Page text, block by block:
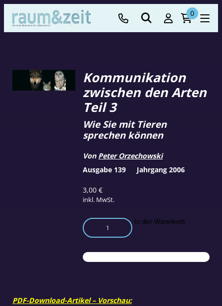
0
Kommunikation
zwischen den Arten
Teil 3
3,00€
inkl. MwSt.
Wie Sie mit Tieren
sprechen können
Von Peter Orzechowski
Kommunikation
zwischen
Arten
Teil
In den Warenkorb
Ausgabe 139 Jahrgang 2006
PDF-Download-Artikel – Vorschau: